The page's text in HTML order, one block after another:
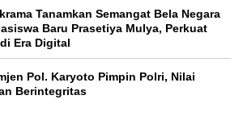
Tanamkan Semangat Bela Negara
Baru Prasetiya Mulya, Perkuat
Era Digital
Pol. Karyoto Pimpin Polri, Nilai
Berintegritas